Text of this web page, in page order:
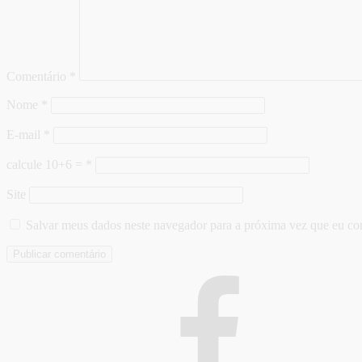
Comentário
Nome
E-mail
calcule 10+6 =
Site
Salvar meus dados neste navegador para a próxima vez que eu